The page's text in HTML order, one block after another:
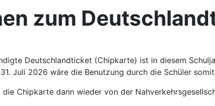
zum
Deutschlandticket (Chipkarte) ist in diesem
Juli 2026 wäre die Benutzung durch die Schüler
Chipkarte dann wieder von der